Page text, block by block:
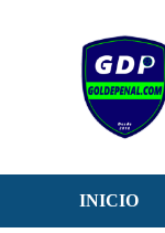
INICIO